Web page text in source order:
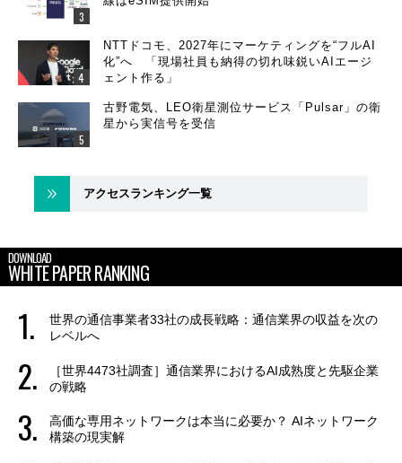
NTTドコモ、2027年にマーケティングを“フルAI
化”へ 「現場社員も納得の切れ味鋭いAIエージ
ェント作る」
古野電気、LEO衛星測位サービス「Pulsar」の衛
星から実信号を受信
アクセスランキング一覧
DOWNLOAD
WHITE PAPER RANKING
世界の通信事業者33社の成長戦略：通信業界の収益を次の
レベルへ
［世界4473社調査］通信業界におけるAI成熟度と先駆企業
の戦略
高価な専用ネットワークは本当に必要か？ AIネットワーク
構築の現実解